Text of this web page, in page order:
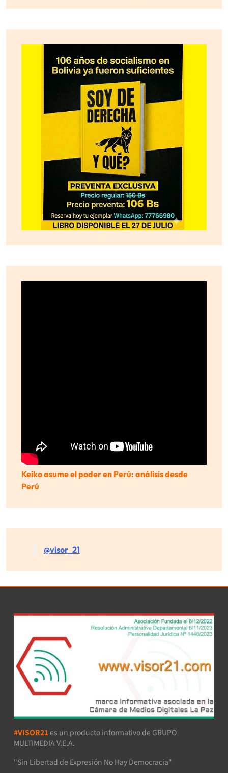
Keiko asume el poder en Perú: análisis desde
Perú
@visor_21
#VISOR21 es un producto informativo de GRUPO
MULTIMEDIA V.E.A.
"Sin Libertad de Expresión No Hay Democracia"